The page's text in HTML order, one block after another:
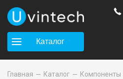
Каталог
Главная Каталог
Компоненты